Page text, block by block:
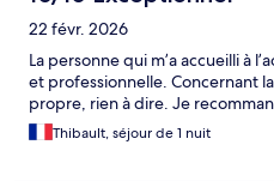
22 févr. 2026
La personne qui m’a accueilli à
et professionnelle. Concernant
propre, rien à dire. Je
Thibault, séjour de 1 nuit